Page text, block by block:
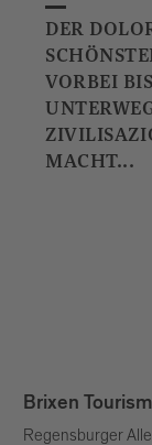
DER
VORBEI
MACHT...
Brixen
Regensburger